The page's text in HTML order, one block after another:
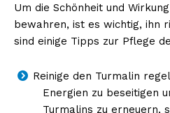
Um die Schönheit und
bewahren, ist es wichtig, ihn
sind einige Tipps zur Pflege
Reinige den Turmalin
Energien zu beseitigen
Turmalins zu erneuern,